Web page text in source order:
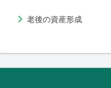
老後の資産形成